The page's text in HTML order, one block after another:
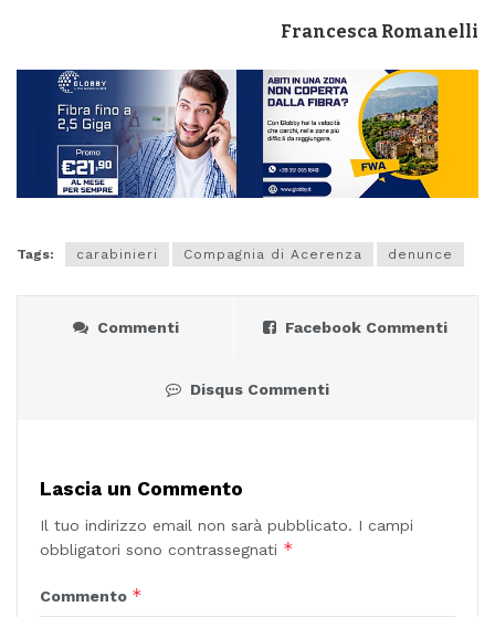
Francesca Romanelli
Tags: carabinieri Compagnia di Acerenza denunce
Commenti Facebook Commenti
Disqus Commenti
Lascia un Commento
Il tuo indirizzo email non sarà pubblicato. I campi
obbligatori sono contrassegnati *
Commento *